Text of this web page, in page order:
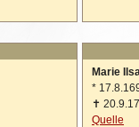
Marie
*
✝
Quelle